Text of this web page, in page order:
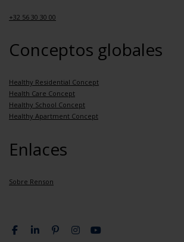
+32 56 30 30 00
Conceptos globales
Healthy Residential Concept
Health Care Concept
Healthy School Concept
Healthy Apartment Concept
Enlaces
Sobre Renson